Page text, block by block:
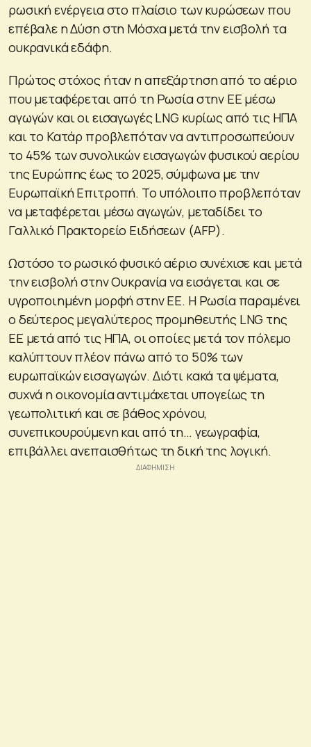
ρωσική ενέργεια στο πλαίσιο των κυρώσεων που
επέβαλε η Δύση στη Μόσχα μετά την εισβολή τα
ουκρανικά εδάφη.
Πρώτος στόχος ήταν η απεξάρτηση από το αέριο
που μεταφέρεται από τη Ρωσία στην ΕΕ μέσω
αγωγών και οι εισαγωγές LNG κυρίως από τις ΗΠΑ
και το Κατάρ προβλεπόταν να αντιπροσωπεύουν
το 45% των συνολικών εισαγωγών φυσικού αερίου
της Ευρώπης έως το 2025, σύμφωνα με την
Ευρωπαϊκή Επιτροπή. Το υπόλοιπο προβλεπόταν
να μεταφέρεται μέσω αγωγών, μεταδίδει το
Γαλλικό Πρακτορείο Ειδήσεων (AFP).
Ωστόσο το ρωσικό φυσικό αέριο συνέχισε και μετά
την εισβολή στην Ουκρανία να εισάγεται και σε
υγροποιημένη μορφή στην ΕΕ. Η Ρωσία παραμένει
ο δεύτερος μεγαλύτερος προμηθευτής LNG της
ΕΕ μετά από τις ΗΠΑ, οι οποίες μετά τον πόλεμο
καλύπτουν πλέον πάνω από το 50% των
ευρωπαϊκών εισαγωγών. Διότι κακά τα ψέματα,
συχνά η οικονομία αντιμάχεται υπογείως τη
γεωπολιτική και σε βάθος χρόνου,
συνεπικουρούμενη και από τη… γεωγραφία,
επιβάλλει ανεπαισθήτως τη δική της λογική.